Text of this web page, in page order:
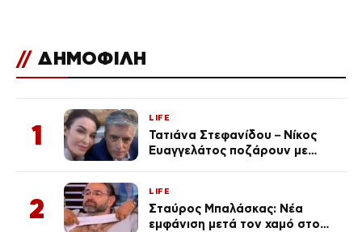
// ΔΗΜΟΦΙΛΗ
1
LIFE
Τατιάνα Στεφανίδου – Νίκος
Ευαγγελάτος ποζάρουν με
2
LIFE
Σταύρος Μπαλάσκας: Νέα
εμφάνιση μετά τον χαμό στο